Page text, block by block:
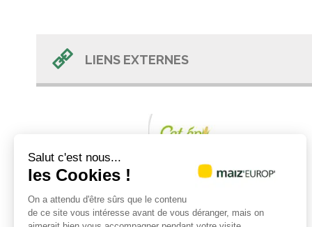
LIENS EXTERNES
Cet épi m'épate
Le maïs, cette céréale jaune qui impulse le
Salut c'est nous...
les Cookies !
On a attendu d'être sûrs que le contenu
de ce site vous intéresse avant de vous déranger, mais on